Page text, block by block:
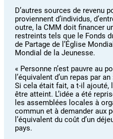
D’autres sources de revenu
proviennent d’individus,
outre, la CMM doit financer
restreints tels que le Fonds
de Partage de l’Église
Mondial de la Jeunesse.
« Personne n’est pauvre au
l’équivalent d’un repas par
Si cela était fait, a t-il ajouté,
être atteint. L’idée a été
les assemblées locales à
commun et à demander aux
l’équivalent du coût d’un
pays.